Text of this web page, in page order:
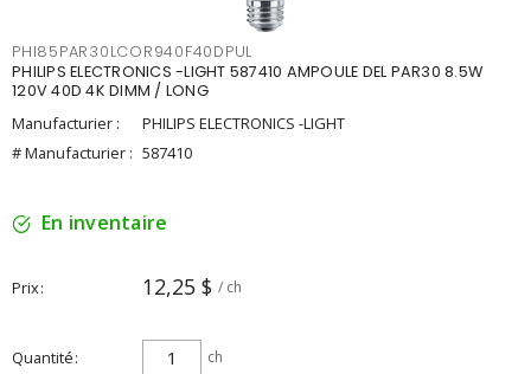
PHI85PAR30LCOR940F40DPUL
PHILIPS ELECTRONICS -LIGHT 587410 AMPOULE DEL PAR30 8.5W
120V 40D 4K DIMM / LONG
Manufacturier :
PHILIPS ELECTRONICS -LIGHT
# Manufacturier : 587410
En inventaire
Prix 12,25 $ / ch
Quantité ch